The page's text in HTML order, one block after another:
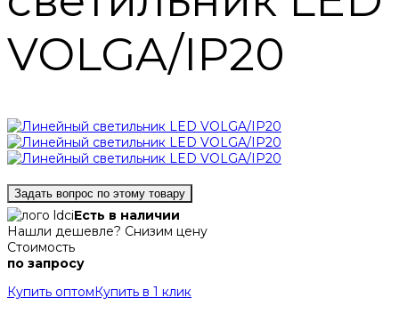
VOLGA/IP20
Задать вопрос по этому товару
Есть в наличии
Нашли дешевле? Снизим цену
Стоимость
по запросу
Купить оптом Купить в 1 клик